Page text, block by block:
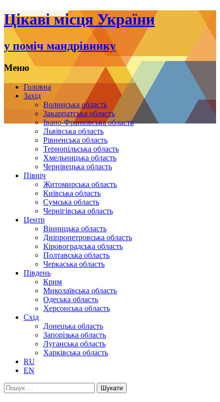
Цікаві місця України
у поміч мандрівнику
Меню
Переміститись
Головна
Захід
Волинська область
Закарпатська область
Івано-Франківська область
Львівська область
Рівненська область
Тернопільська область
Хмельницька область
Чернівецька область
Північ
Житомирська область
Київська область
Сумська область
Чернігівська область
Центр
Вінницька область
Дніпропетровська область
Кіровоградська область
Полтавська область
Черкаська область
Південь
Крим
Миколаївська область
Одеська область
Херсонська область
Схід
Донецька область
Запорізька область
Луганська область
Харківська область
RU
EN
Пошук: